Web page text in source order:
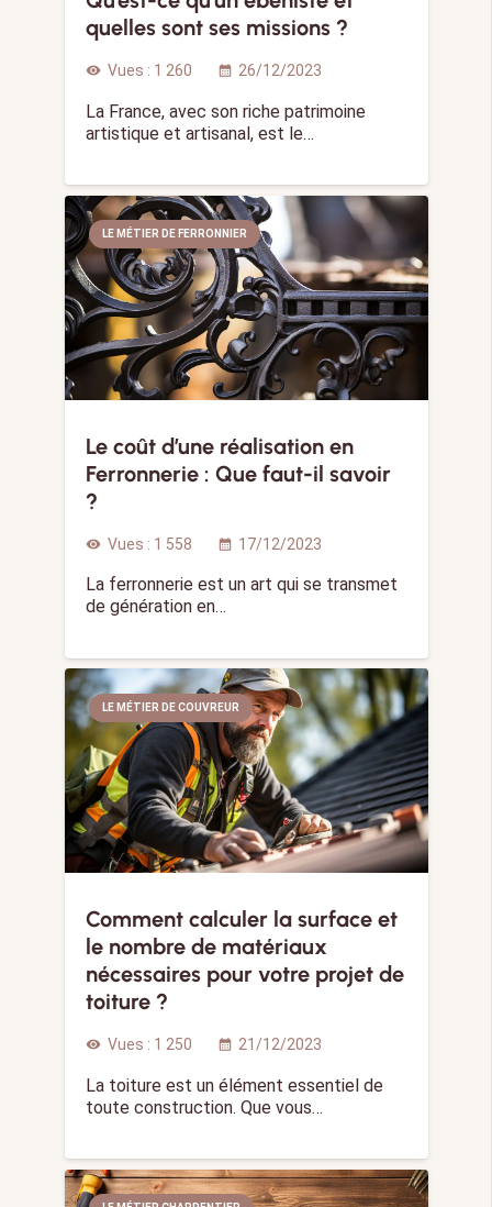
quelles sont ses missions ?
visibility Vues : 1 260 calendar_month 26/12/2023
La France, avec son riche patrimoine
artistique et artisanal, est le…
LE MÉTIER DE FERRONNIER
Le coût d’une réalisation en
Ferronnerie : Que faut-il savoir
?
visibility Vues : 1 558 calendar_month 17/12/2023
La ferronnerie est un art qui se transmet
de génération en…
LE MÉTIER DE COUVREUR
Comment calculer la surface et
le nombre de matériaux
nécessaires pour votre projet de
toiture ?
visibility Vues : 1 250 calendar_month 21/12/2023
La toiture est un élément essentiel de
toute construction. Que vous…